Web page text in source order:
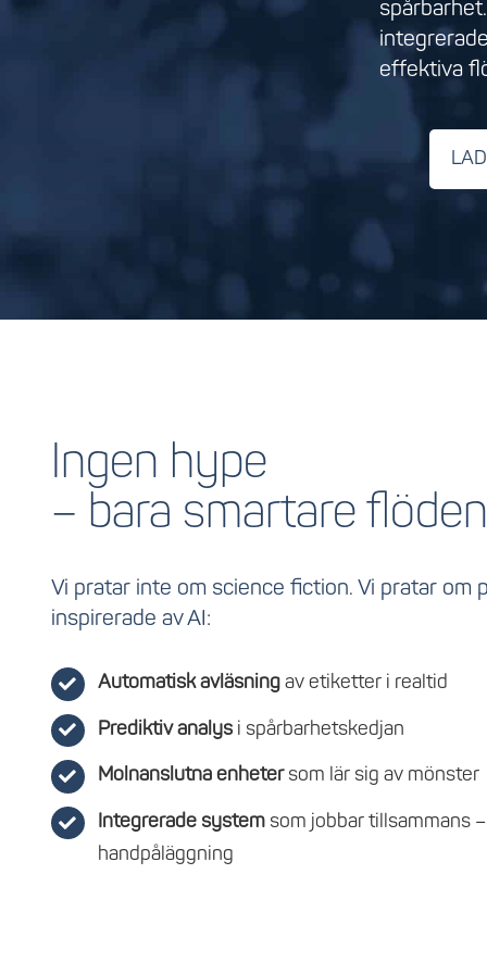
effektiva
Ingen hype
– bara smartare flöden
Vi pratar inte om science fiction. Vi pratar om
inspirerade av AI:
Automatisk avläsning av etiketter i realtid
Prediktiv analys i spårbarhetskedjan
Molnanslutna enhetersom lär sig av mönster
Integrerade system som jobbar tillsammans
handpåläggning